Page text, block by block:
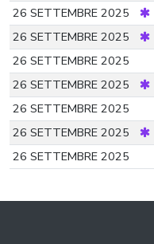
26 SETTEMBRE 2025
26 SETTEMBRE 2025
26 SETTEMBRE 2025
26 SETTEMBRE 2025
26 SETTEMBRE 2025
26 SETTEMBRE 2025
26 SETTEMBRE 2025